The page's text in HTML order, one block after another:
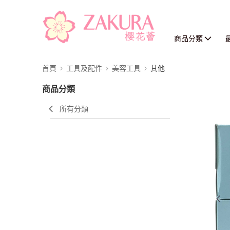
商品分類
首頁 工具及配件 美容工具 其他
商品分類
所有分類